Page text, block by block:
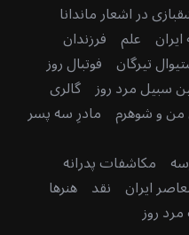
در اشعار ماندانا
علم فرزندان
تیرگان فوتبال روز
سبیل مرد روز گالری
من و شوهرم مادرِ سه پسر
مکاشفات پدرانه
ایران نقد هنرها
روز